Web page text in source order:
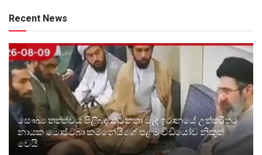
Recent News
සෞඛ්‍ය තත්ත්වය පිළිබඳ කටකතා මැද ඉරානයේ උත්තරීතර
නායක මොජ්ටබා කම්නේයිගේ පළමු වීඩියෝව නිකුත්
වෙයි